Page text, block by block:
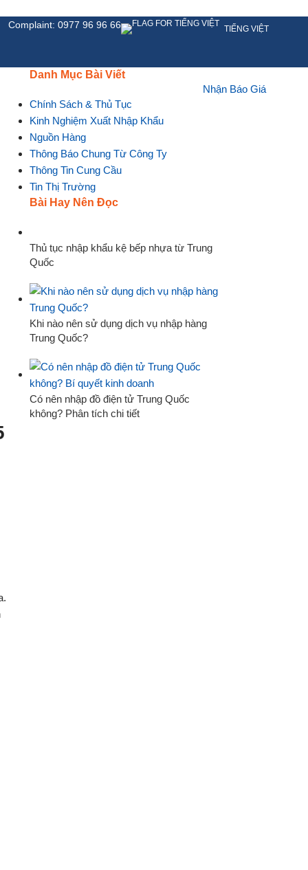
Complaint: 0977 96 96 66 TIẾNG VIỆT
Nhận Báo Giá
Danh Mục Bài Viết
Chính Sách & Thủ Tục
Kinh Nghiệm Xuất Nhập Khẩu
Nguồn Hàng
Thông Báo Chung Từ Công Ty
Thông Tin Cung Cầu
Tin Thị Trường
Bài Hay Nên Đọc
Thủ tục nhập khẩu kệ bếp nhựa từ Trung
Quốc
Khi nào nên sử dụng dịch vụ nhập hàng
Trung Quốc?
Có nên nhập đồ điện tử Trung Quốc
không? Phân tích chi tiết